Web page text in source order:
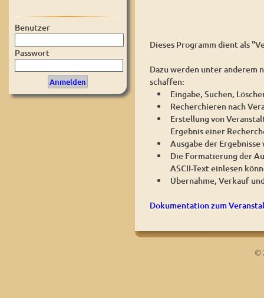
Benutzer
Passwort
Dieses Programm dient als
Dazu werden unter
schaffen:
Eingabe, Suchen,
Recherchieren nach
Erstellung von
Ergebnis einer
Ausgabe der
Die Formatierung der
ASCII-Text einlesen
Übernahme, Verkauf
Dokumentation zum
©